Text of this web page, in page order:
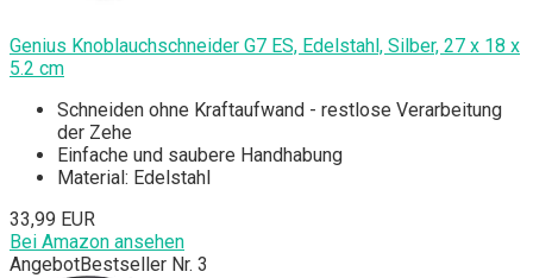
Genius Knoblauchschneider G7 ES, Edelstahl, Silber, 27 x 18 x
5.2 cm
Schneiden ohne Kraftaufwand - restlose Verarbeitung
der Zehe
Einfache und saubere Handhabung
Material: Edelstahl
33,99 EUR
Bei Amazon ansehen
AngebotBestseller Nr. 3